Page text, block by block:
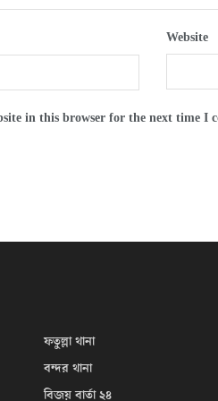
Website
in this browser for the next time I
ফতুল্লা থানা
বন্দর থানা
বিজয় বার্তা ২৪